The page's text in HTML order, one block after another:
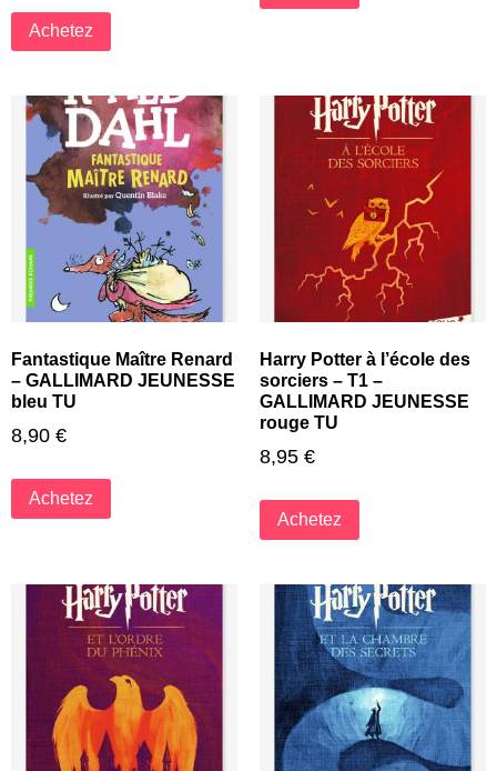
Achetez
Fantastique Maître Renard
– GALLIMARD JEUNESSE
bleu TU
8,90 €
Achetez
Harry Potter à l’école des
sorciers – T1 –
GALLIMARD JEUNESSE
rouge TU
8,95 €
Achetez